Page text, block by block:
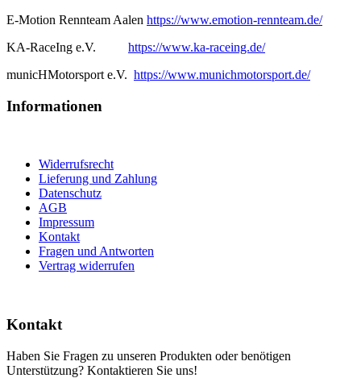
E-Motion Rennteam Aalen https://www.emotion-rennteam.de/
KA-RaceIng e.V. https://www.ka-raceing.de/
municHMotorsport e.V. https://www.munichmotorsport.de/
Informationen
Widerrufsrecht
Lieferung und Zahlung
Datenschutz
AGB
Impressum
Kontakt
Fragen und Antworten
Vertrag widerrufen
Kontakt
Haben Sie Fragen zu unseren Produkten oder benötigen
Unterstützung? Kontaktieren Sie uns!